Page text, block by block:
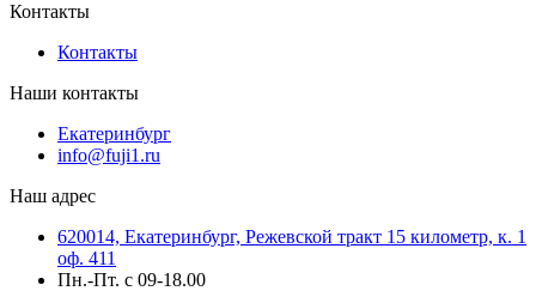
Контакты
Контакты
Наши контакты
Екатеринбург
info@fuji1.ru
Наш адрес
620014, Екатеринбург, Режевской тракт 15 километр, к. 1
оф. 411
Пн.-Пт. с 09-18.00